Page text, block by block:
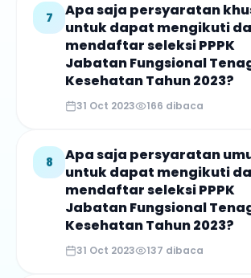
7
Apa saja persyaratan
untuk dapat mengikuti
mendaftar seleksi PPPK
Jabatan Fungsional
Kesehatan Tahun 2023?
31 Oct 2023 166 dibaca
8
Apa saja persyaratan
untuk dapat mengikuti
mendaftar seleksi PPPK
Jabatan Fungsional
Kesehatan Tahun 2023?
31 Oct 2023 137 dibaca